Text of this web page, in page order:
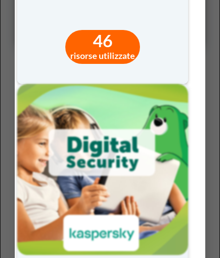
46
risorse utilizzate
L’adozione di metodologie coerenti con l’approccio STEM
comporta inevitabilmente un ripensamento del
del docente, perché, se si sposta l’attenzione dalla
trasmissione del contenuto al processo di insegnamento
e apprendimento, il docente diventa un facilitatore di
tale processo.
Di nuovo, dunque, centralità della
dimensione
metodologico-progettuale: sviluppare contesti
significativi, ideare compiti autentici, porre domande che
guidino l’analisi, osservare le strategie degli studenti e
sostenerli nella pianificazione e nel monitoraggio delle
azioni intraprese. Le lezioni diventano meno lineari e
prevedibili, ma più dense dal punto di vista cognitivo,
perché lasciano spazio all’esplorazionee alconfronto